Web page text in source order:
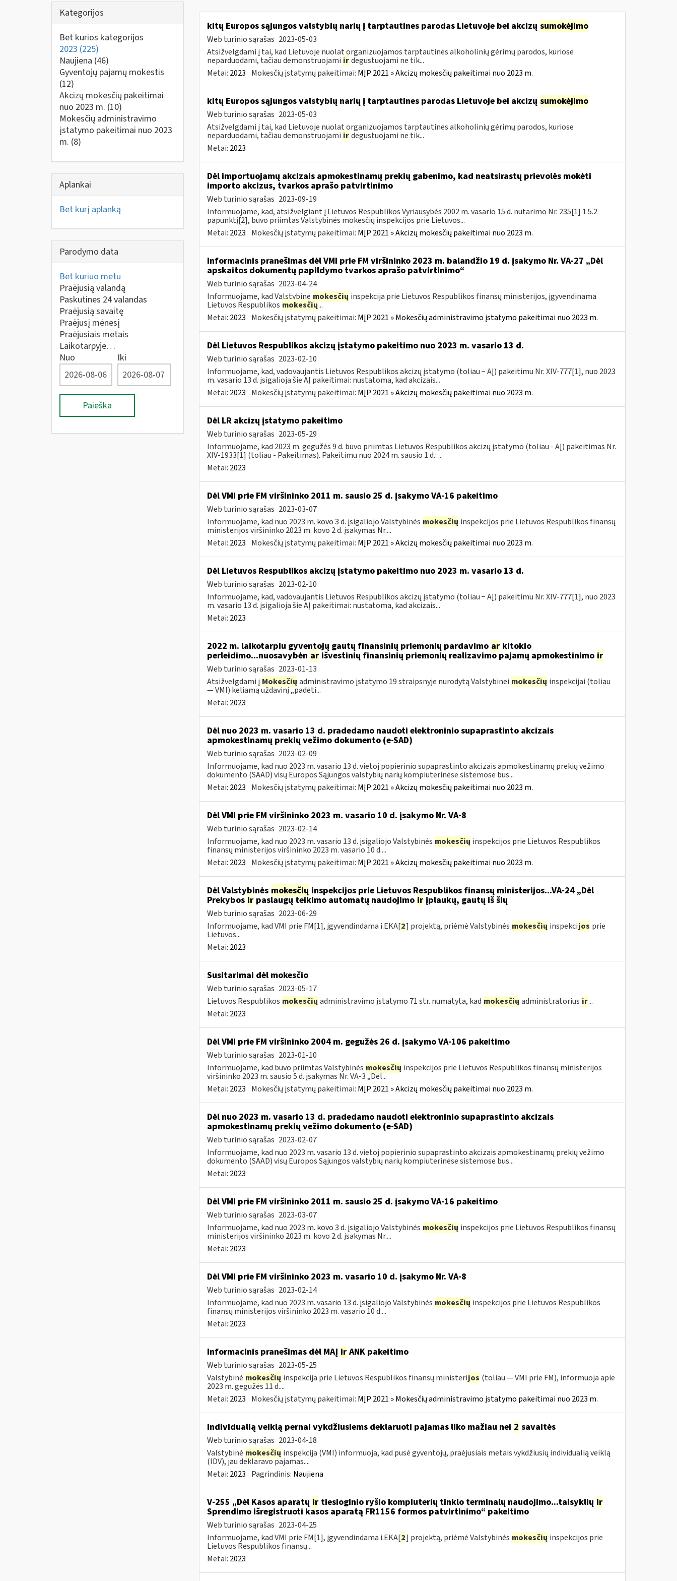
Kategorijos
Bet kurios kategorijos
2023 (225)
Naujiena (46)
Gyventojų pajamų mokestis
(12)
Akcizų mokesčių pakeitimai
nuo 2023 m. (10)
Mokesčių administravimo
įstatymo pakeitimai nuo 2023
m. (8)
Aplankai
Bet kurį aplanką
Parodymo data
Bet kuriuo metu
Praėjusią valandą
Paskutines 24 valandas
Praėjusią savaitę
Praėjusį mėnesį
Praėjusiais metais
Laikotarpyje…
Nuo
Iki
Paieška
kitų Europos sąjungos valstybių narių į tarptautines parodas Lietuvoje bei akcizų sumokėjimo
Web turinio sąrašas 2023-05-03
Atsižvelgdami į tai, kad Lietuvoje nuolat organizuojamos tarptautinės alkoholinių gėrimų parodos, kuriose
neparduodami, tačiau demonstruojami ir degustuojami ne tik...
Metai: 2023 Mokesčių įstatymų pakeitimai: MĮP 2021 » Akcizų mokesčių pakeitimai nuo 2023 m.
kitų Europos sąjungos valstybių narių į tarptautines parodas Lietuvoje bei akcizų sumokėjimo
Web turinio sąrašas 2023-05-03
Atsižvelgdami į tai, kad Lietuvoje nuolat organizuojamos tarptautinės alkoholinių gėrimų parodos, kuriose
neparduodami, tačiau demonstruojami ir degustuojami ne tik...
Metai: 2023
Dėl importuojamų akcizais apmokestinamų prekių gabenimo, kad neatsirastų prievolės mokėti
importo akcizus, tvarkos aprašo patvirtinimo
Web turinio sąrašas 2023-09-19
Informuojame, kad, atsižvelgiant į Lietuvos Respublikos Vyriausybės 2002 m. vasario 15 d. nutarimo Nr. 235[1] 1.5.2
papunktį[2], buvo priimtas Valstybinės mokesčių inspekcijos prie Lietuvos...
Metai: 2023 Mokesčių įstatymų pakeitimai: MĮP 2021 » Akcizų mokesčių pakeitimai nuo 2023 m.
Informacinis pranešimas dėl VMI prie FM viršininko 2023 m. balandžio 19 d. įsakymo Nr. VA-27 „Dėl
apskaitos dokumentų papildymo tvarkos aprašo patvirtinimo“
Web turinio sąrašas 2023-04-24
Informuojame, kad Valstybinė mokesčių inspekcija prie Lietuvos Respublikos finansų ministerijos, įgyvendinama
Lietuvos Respublikos mokesčių...
Metai: 2023 Mokesčių įstatymų pakeitimai: MĮP 2021 » Mokesčių administravimo įstatymo pakeitimai nuo 2023 m.
Dėl Lietuvos Respublikos akcizų įstatymo pakeitimo nuo 2023 m. vasario 13 d.
Web turinio sąrašas 2023-02-10
Informuojame, kad, vadovaujantis Lietuvos Respublikos akcizų įstatymo (toliau − AĮ) pakeitimu Nr. XIV-777[1], nuo 2023
m. vasario 13 d. įsigalioja šie AĮ pakeitimai: nustatoma, kad akcizais...
Metai: 2023 Mokesčių įstatymų pakeitimai: MĮP 2021 » Akcizų mokesčių pakeitimai nuo 2023 m.
Dėl LR akcizų įstatymo pakeitimo
Web turinio sąrašas 2023-05-29
Informuojame, kad 2023 m. gegužės 9 d. buvo priimtas Lietuvos Respublikos akcizų įstatymo (toliau - AĮ) pakeitimas Nr.
XIV-1933[1] (toliau - Pakeitimas). Pakeitimu nuo 2024 m. sausio 1 d.: ...
Metai: 2023
Dėl VMI prie FM viršininko 2011 m. sausio 25 d. įsakymo VA-16 pakeitimo
Web turinio sąrašas 2023-03-07
Informuojame, kad nuo 2023 m. kovo 3 d. įsigaliojo Valstybinės mokesčių inspekcijos prie Lietuvos Respublikos finansų
ministerijos viršininko 2023 m. kovo 2 d. įsakymas Nr....
Metai: 2023 Mokesčių įstatymų pakeitimai: MĮP 2021 » Akcizų mokesčių pakeitimai nuo 2023 m.
Dėl Lietuvos Respublikos akcizų įstatymo pakeitimo nuo 2023 m. vasario 13 d.
Web turinio sąrašas 2023-02-10
Informuojame, kad, vadovaujantis Lietuvos Respublikos akcizų įstatymo (toliau − AĮ) pakeitimu Nr. XIV-777[1], nuo 2023
m. vasario 13 d. įsigalioja šie AĮ pakeitimai: nustatoma, kad akcizais...
Metai: 2023
2022 m. laikotarpiu gyventojų gautų finansinių priemonių pardavimo arkitokio
perleidimo...nuosavybėn arišvestinių finansinių priemonių realizavimo pajamų apmokestinimo ir
Web turinio sąrašas 2023-01-13
Atsižvelgdami į Mokesčių administravimo įstatymo 19 straipsnyje nurodytą Valstybinei mokesčių inspekcijai (toliau
— VMI) keliamą uždavinį „padėti...
Metai: 2023
Dėl nuo 2023 m. vasario 13 d. pradedamo naudoti elektroninio supaprastinto akcizais
apmokestinamų prekių vežimo dokumento (e-SAD)
Web turinio sąrašas 2023-02-09
Informuojame, kad nuo 2023 m. vasario 13 d. vietoj popierinio supaprastinto akcizais apmokestinamų prekių vežimo
dokumento (SAAD) visų Europos Sąjungos valstybių narių kompiuterinėse sistemose bus...
Metai: 2023 Mokesčių įstatymų pakeitimai: MĮP 2021 » Akcizų mokesčių pakeitimai nuo 2023 m.
Dėl VMI prie FM viršininko 2023 m. vasario 10 d. įsakymo Nr. VA-8
Web turinio sąrašas 2023-02-14
Informuojame, kad nuo 2023 m. vasario 13 d. įsigaliojo Valstybinės mokesčių inspekcijos prie Lietuvos Respublikos
finansų ministerijos viršininko 2023 m. vasario 10 d....
Metai: 2023 Mokesčių įstatymų pakeitimai: MĮP 2021 » Akcizų mokesčių pakeitimai nuo 2023 m.
Dėl Valstybinės mokesčių inspekcijos prie Lietuvos Respublikos finansų ministerijos...VA-24 „Dėl
Prekybos irpaslaugų teikimo automatų naudojimo irįplaukų, gautų iš šių
Web turinio sąrašas 2023-06-29
Informuojame, kad VMI prie FM[1], įgyvendindama i.EKA[2] projektą, priėmė Valstybinės mokesčių inspekcijos prie
Lietuvos...
Metai: 2023
Susitarimai dėl mokesčio
Web turinio sąrašas 2023-05-17
Lietuvos Respublikos mokesčių administravimo įstatymo 71 str. numatyta, kad mokesčių administratorius ir...
Metai: 2023
Dėl VMI prie FM viršininko 2004 m. gegužės 26 d. įsakymo VA-106 pakeitimo
Web turinio sąrašas 2023-01-10
Informuojame, kad buvo priimtas Valstybinės mokesčių inspekcijos prie Lietuvos Respublikos finansų ministerijos
viršininko 2023 m. sausio 5 d. įsakymas Nr. VA-3 „Dėl...
Metai: 2023 Mokesčių įstatymų pakeitimai: MĮP 2021 » Akcizų mokesčių pakeitimai nuo 2023 m.
Dėl nuo 2023 m. vasario 13 d. pradedamo naudoti elektroninio supaprastinto akcizais
apmokestinamų prekių vežimo dokumento (e-SAD)
Web turinio sąrašas 2023-02-07
Informuojame, kad nuo 2023 m. vasario 13 d. vietoj popierinio supaprastinto akcizais apmokestinamų prekių vežimo
dokumento (SAAD) visų Europos Sąjungos valstybių narių kompiuterinėse sistemose bus...
Metai: 2023
Dėl VMI prie FM viršininko 2011 m. sausio 25 d. įsakymo VA-16 pakeitimo
Web turinio sąrašas 2023-03-07
Informuojame, kad nuo 2023 m. kovo 3 d. įsigaliojo Valstybinės mokesčių inspekcijos prie Lietuvos Respublikos finansų
ministerijos viršininko 2023 m. kovo 2 d. įsakymas Nr....
Metai: 2023
Dėl VMI prie FM viršininko 2023 m. vasario 10 d. įsakymo Nr. VA-8
Web turinio sąrašas 2023-02-14
Informuojame, kad nuo 2023 m. vasario 13 d. įsigaliojo Valstybinės mokesčių inspekcijos prie Lietuvos Respublikos
finansų ministerijos viršininko 2023 m. vasario 10 d....
Metai: 2023
Informacinis pranešimas dėl MAĮ irANK pakeitimo
Web turinio sąrašas 2023-05-25
Valstybinė mokesčių inspekcija prie Lietuvos Respublikos finansų ministerijos (toliau — VMI prie FM), informuoja apie
2023 m. gegužės 11 d....
Metai: 2023 Mokesčių įstatymų pakeitimai: MĮP 2021 » Mokesčių administravimo įstatymo pakeitimai nuo 2023 m.
Individualią veiklą pernai vykdžiusiems deklaruoti pajamas liko mažiau nei 2 savaitės
Web turinio sąrašas 2023-04-18
Valstybinė mokesčių inspekcija (VMI) informuoja, kad pusė gyventojų, praėjusiais metais vykdžiusių individualią veiklą
(IDV), jau deklaravo pajamas....
Metai: 2023 Pagrindinis: Naujiena
V-255 „Dėl Kasos aparatų irtiesioginio ryšio kompiuterių tinklo terminalų naudojimo...taisyklių ir
Sprendimo išregistruoti kasos aparatą FR1156 formos patvirtinimo“ pakeitimo
Web turinio sąrašas 2023-04-25
Informuojame, kad VMI prie FM[1], įgyvendindama i.EKA[2] projektą, priėmė Valstybinės mokesčių inspekcijos prie
Lietuvos Respublikos finansų...
Metai: 2023